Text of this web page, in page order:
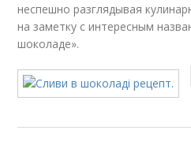
неспешно разглядывая
на заметку с интересным
шоколаде».